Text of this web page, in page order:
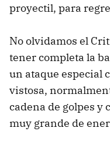
proyectil, para
No olvidamos el
tener completa la
un ataque especial
vistosa,
cadena de golpes y
muy grande de